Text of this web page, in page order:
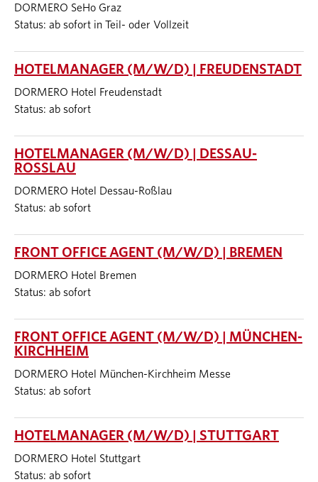
DORMERO SeHo Graz
Status: ab sofort in Teil- oder Vollzeit
HOTELMANAGER (M/W/D) | FREUDENSTADT
DORMERO Hotel Freudenstadt
Status: ab sofort
HOTELMANAGER (M/W/D) | DESSAU-
ROSSLAU
DORMERO Hotel Dessau-Roßlau
Status: ab sofort
FRONT OFFICE AGENT (M/W/D) | BREMEN
DORMERO Hotel Bremen
Status: ab sofort
FRONT OFFICE AGENT (M/W/D) | MÜNCHEN-
KIRCHHEIM
DORMERO Hotel München-Kirchheim Messe
Status: ab sofort
HOTELMANAGER (M/W/D) | STUTTGART
DORMERO Hotel Stuttgart
Status: ab sofort